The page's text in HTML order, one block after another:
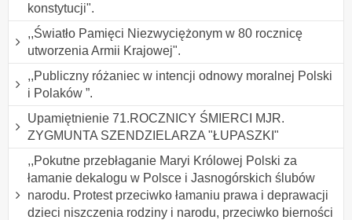
konstytucji".
,,Światło Pamięci Niezwyciężonym w 80 rocznicę
utworzenia Armii Krajowej".
,,Publiczny różaniec w intencji odnowy moralnej Polski
i Polaków ”.
Upamiętnienie 71.ROCZNICY ŚMIERCI MJR.
ZYGMUNTA SZENDZIELARZA "ŁUPASZKI"
,,Pokutne przebłaganie Maryi Królowej Polski za
łamanie dekalogu w Polsce i Jasnogórskich ślubów
narodu. Protest przeciwko łamaniu prawa i deprawacji
dzieci niszczenia rodziny i narodu, przeciwko bierności